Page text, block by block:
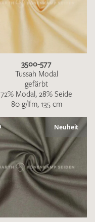
3500-577
Tussah Modal
gefärbt
72% Modal, 28% Seide
80 g/lfm, 135 cm
Neuheit